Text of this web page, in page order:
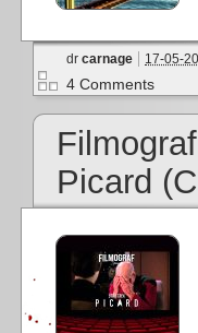
dr carnage 17-05-
4 Comments
Picard